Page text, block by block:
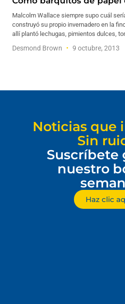
Malcolm Wallace siempre supo cuál
construyó su propio invernadero en la
allí plantó lechugas, pimientos dulces,
Desmond Brown 9 octubre, 2013
Noticias que
Sin
Suscríbete
nuestro
Haz clic